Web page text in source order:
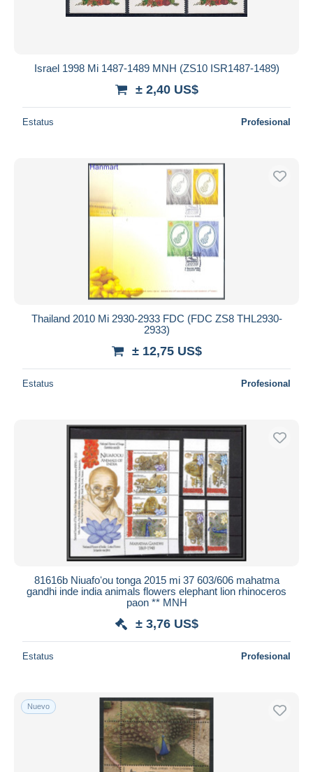
Israel 1998 Mi 1487-1489 MNH (ZS10 ISR1487-1489)
± 2,40 US$
Estatus Profesional
Thailand 2010 Mi 2930-2933 FDC (FDC ZS8 THL2930-
2933)
± 12,75 US$
Estatus Profesional
81616b Niuafoʻou tonga 2015 mi 37 603/606 mahatma
gandhi inde india animals flowers elephant lion rhinoceros
paon ** MNH
± 3,76 US$
Estatus Profesional
Nuevo